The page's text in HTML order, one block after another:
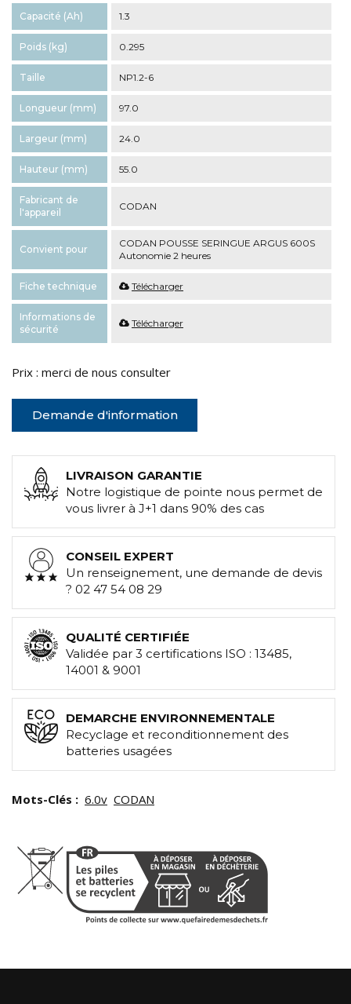
Capacité (Ah) 1.3
Poids (kg) 0.295
Taille NP1.2-6
Longueur (mm) 97.0
Largeur (mm) 24.0
Hauteur (mm) 55.0
Fabricant de
l'appareil
CODAN
Convient pour
CODAN POUSSE SERINGUE ARGUS 600S
Autonomie 2 heures
Fiche technique Télécharger
Informations de
sécurité
Télécharger
Prix : merci de nous consulter
Demande d'information
LIVRAISON GARANTIE
Notre logistique de pointe nous permet de
vous livrer à J+1 dans 90% des cas
CONSEIL EXPERT
Un renseignement, une demande de devis
? 02 47 54 08 29
QUALITÉ CERTIFIÉE
Validée par 3 certifications ISO : 13485,
14001 & 9001
DEMARCHE ENVIRONNEMENTALE
Recyclage et reconditionnement des
batteries usagées
Mots-Clés : 6.0v CODAN